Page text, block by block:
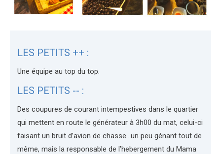
LES PETITS ++ :
Une équipe au top du top.
LES PETITS -- :
Des coupures de courant intempestives dans le quartier
qui mettent en route le générateur à 3h00 du mat, celui-ci
faisant un bruit d’avion de chasse…un peu génant tout de
même, mais la responsable de l’hebergement du Mama